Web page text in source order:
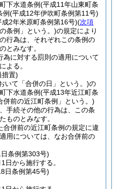
下水道条例(平成11年山東町条
例(平成12年伊吹町条例第11号)
成2年米原町条例第16号)(次項
条例」という。)の規定により
行為は、それぞれこの条例の
とみなす。
為に対する罰則の適用について
よる。
措置)
いて「合併の日」という。)の
下水道条例(平成13年近江町条
併前の近江町条例」という。)
手続その他の行為は、この条
ものとみなす。
合併前の近江町条例の規定に違
用については、なお合併前の
条例第303号)
日から施行する。
日条例第45号)